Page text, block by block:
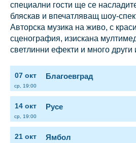
специални гости ще се
бляскав и впечатляващ шоу-
Авторска музика на живо, с
сценография, изискана
светлинни ефекти и много други
07 окт
ср, 19:00
Благоевград
14 окт
ср, 19:00
Русе
21 окт Ямбол